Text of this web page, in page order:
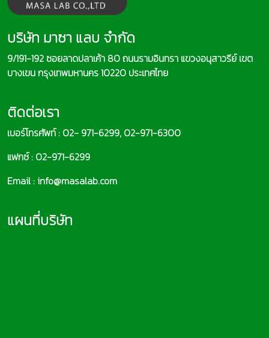
บริษัท มาซา แลบ จำกัด
9/191-192 ซอยลาดปลาเค้า 80 ถนนรามอินทรา แขวงอนุสาวรีย์ เขต
บางเขน กรุงเทพมหานคร 10220 ประเทศไทย
ติดต่อเรา
เบอร์โทรศัพท์ : 02- 971-6299, 02-971-6300
แฟกซ์ : 02-971-6299
Email : info@masalab.com
แผนที่บริษัท